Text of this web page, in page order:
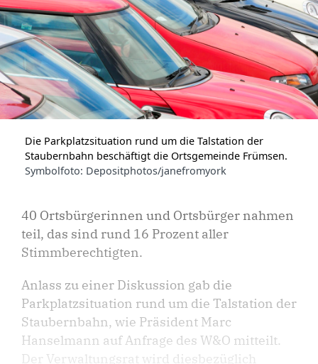
Die Parkplatzsituation rund um die Talstation der
Staubernbahn beschäftigt die Ortsgemeinde Frümsen.
Symbolfoto: Depositphotos/janefromyork
40 Ortsbürgerinnen und Ortsbürger nahmen
teil, das sind rund 16 Prozent aller
Stimmberechtigten.
Anlass zu einer Diskussion gab die
Parkplatzsituation rund um die Talstation der
Staubernbahn, wie Präsident Marc
Hanselmann auf Anfrage des W&O mitteilt.
Der Verwaltungsrat wird diesbezüglich